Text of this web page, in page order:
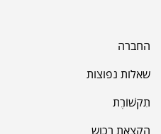
החברה
שאלות נפוצות
תִקשׁוֹרֶת
הקצאת רכוש